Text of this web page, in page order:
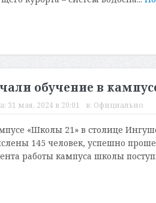
обучение в
31 мая, 2024 в 20:01 в: Официально
«Школы 21» в столице
145 человек, успешно
работы кампуса школы